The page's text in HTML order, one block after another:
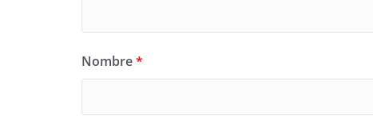
Nombre*